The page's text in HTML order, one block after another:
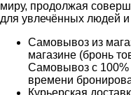
миру, продолжая
для увлечённых людей
Самовывоз из
магазине (бронь
Самовывоз с 100%
времени
Курьерская